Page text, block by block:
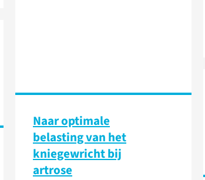
Naar optimale
belasting van het
kniegewricht bij
artrose